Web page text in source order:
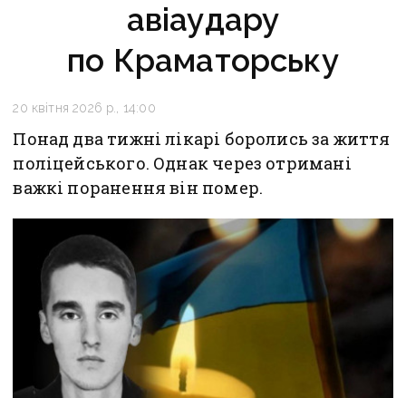
авіаудару
по Краматорську
20 квітня 2026 р., 14:00
Понад два тижні лікарі боролись за життя
поліцейського. Однак через отримані
важкі поранення він помер.